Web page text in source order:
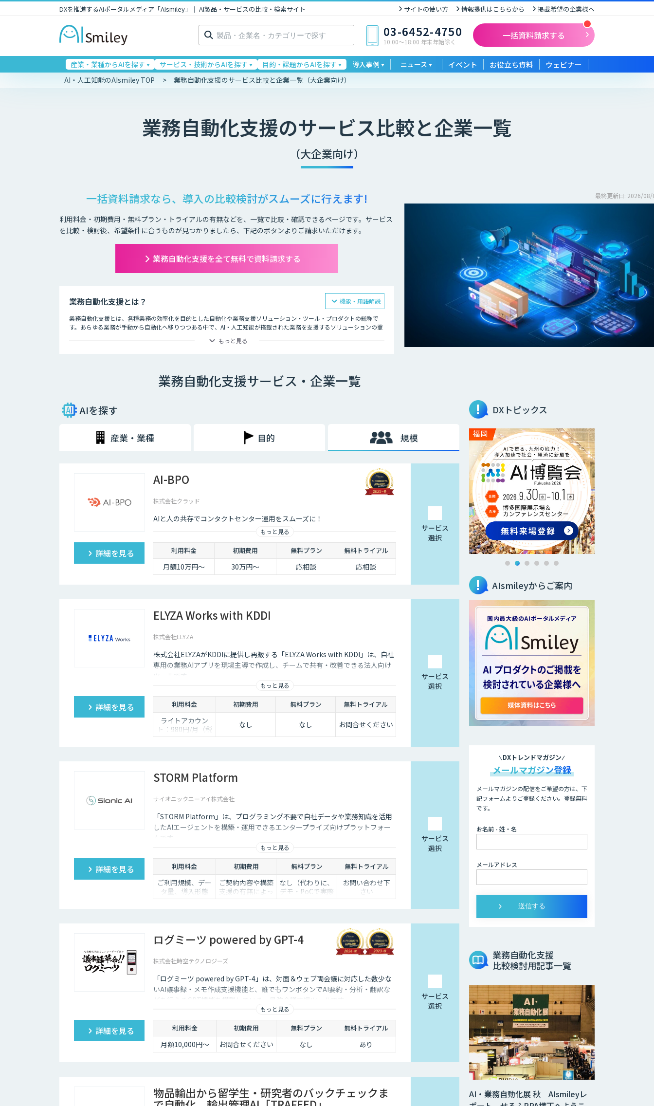
DXを推進するAIポータルメディア「AIsmiley」｜ AI製品・サービスの比較・検索サイト サイトの使い方 情報提供はこちらから 掲載希望の企業様へ
検
索: 03-6452-4750
10:00〜18:00 年末年始除く
一括資料請求する
産業・業種からAIを探す サービス・技術からAIを探す 目的・課題からAIを探す 導入事例 ニュース イベント お役立ち資料 ウェビナー
AI・人工知能のAIsmiley TOP 業務自動化支援のサービス比較と企業一覧（大企業向け）
業務自動化支援のサービス比較と企業一覧
（大企業向け）
一括資料請求なら、導入の比較検討がスムーズに行えます!
利用料金・初期費用・無料プラン・トライアルの有無などを、一覧で比較・確認できるページです。サービス
を比較・検討後、希望条件に合うものが見つかりましたら、下記のボタンよりご請求いただけます。
業務自動化支援を全て無料で資料請求する
最終更新日: 2026/08/
業務自動化支援とは？
業務自動化支援とは、各種業務の効率化を目的とした自動化や業務支援ソリューション・ツール・プロダクトの総称で
す。あらゆる業務が手動から自動化へ移りつつある中で、AI・人工知能が搭載された業務を支援するソリューションの登
このカテゴリーでは、特にどの企業でも関わりのある業務をご紹介いたします。
もっと見る
機能・用語解説
業務自動化支援サービス・企業一覧
AIを探す
産業・業種 目的 規模
AI-BPO
株式会社クラッド
AIと人の共存でコンタクトセンター運用をスムーズに！
もっと見る
詳細を見る 利用料金 初期費用 無料プラン 無料トライアル
月額10万円〜 30万円〜 応相談 応相談
サービス
選択
ELYZA Works with KDDI
株式会社ELYZA
株式会社ELYZAがKDDIに提供し再販する「ELYZA Works with KDDI」は、自社
専用の業務AIアプリを現場主導で作成し、チームで共有・改善できる法人向け
ツールです。
もっと見る
詳細を見る 利用料金 初期費用 無料プラン 無料トライアル
ライトアカウン
ト：980円/月（税
抜き）
プレミアムアカウ
ント：4,980円/月
※最低アカウント
なし なし お問合せください
サービス
選択
STORM Platform
サイオニックエーアイ株式会社
「STORM Platform」は、プログラミング不要で自社データや業務知識を活用
したAIエージェントを構築・運用できるエンタープライズ向けプラットフォー
ムです。
もっと見る
詳細を見る 利用料金 初期費用 無料プラン 無料トライアル
ご利用規模、デー
タ量、導入形態
（SaaS／オンプレ
ご契約内容や構築
支援の有無によっ
て異なります。詳
なし（代わりに、
デモ・PoCで実際
の効果を体験いた
お問い合わせ下
さい
サービス
選択
ログミーツ powered by GPT-4
株式会社時空テクノロジーズ
「ログミーツ powered by GPT-4」は、対面＆ウェブ両会議に対応した数少な
いAI議事録・メモ作成支援機能と、誰でもワンボタンでAI要約・分析・翻訳な
どを行えるGPT機能を搭載している、最強会議支援ツールです。
もっと見る
詳細を見る 利用料金 初期費用 無料プラン 無料トライアル
月額10,000円～ お問合せください なし あり
サービス
選択
物品輸出から留学生・研究者のバックチェックま
DXトピックス
AIsmileyからご案内
DXトレンドマガジン
メールマガジン登録
メールマガジンの配信をご希望の方は、下
記フォームよりご登録ください。登録無料
です。
お名前 - 姓・名
メールアドレス
業務自動化支援
比較検討用記事一覧
AI・業務自動化展 秋 AIsmileyレ